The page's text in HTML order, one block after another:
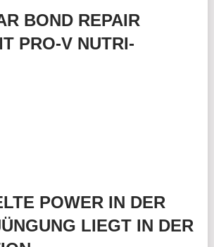
BOND REPAIR
PRO-V NUTRI-
POWER IN DER
LIEGT IN DER